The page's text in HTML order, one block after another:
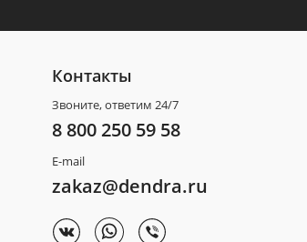
Контакты
Звоните, ответим 24/7
8 800 250 59 58
E-mail
zakaz@dendra.ru